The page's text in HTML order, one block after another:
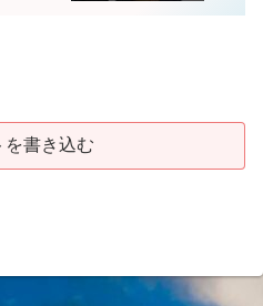
を書き込む